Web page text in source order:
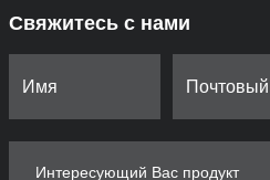
Свяжитесь с нами